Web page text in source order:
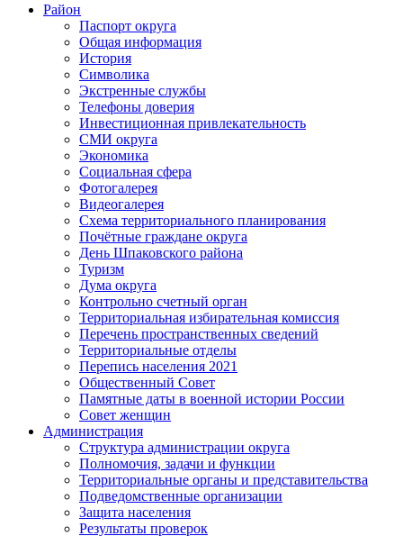
Район
Паспорт округа
Общая информация
История
Символика
Экстренные службы
Телефоны доверия
Инвестиционная привлекательность
СМИ округа
Экономика
Социальная сфера
Фотогалерея
Видеогалерея
Схема территориального планирования
Почётные граждане округа
День Шпаковского района
Туризм
Дума округа
Контрольно счетный орган
Территориальная избирательная комиссия
Перечень пространственных сведений
Территориальные отделы
Перепись населения 2021
Общественный Совет
Памятные даты в военной истории России
Совет женщин
Администрация
Структура администрации округа
Полномочия, задачи и функции
Территориальные органы и представительства
Подведомственные организации
Защита населения
Результаты проверок